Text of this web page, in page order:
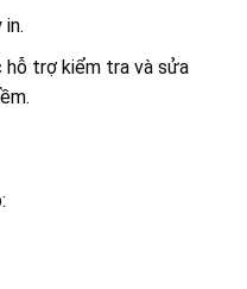
trợ kiểm tra và sửa